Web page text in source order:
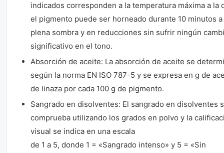
indicados corresponden a la temperatura máxima a la
el pigmento puede ser horneado durante 10 minutos a
plena sombra y en reducciones sin sufrir ningún
significativo en el tono.
Absorción de aceite: La absorción de aceite se
según la norma EN ISO 787-5 y se expresa en g de
de linaza por cada 100 g de pigmento.
Sangrado en disolventes: El sangrado en disolventes
comprueba utilizando los grados en polvo y la
visual se indica en una escala
de 1 a 5, donde 1 = «Sangrado intenso» y 5 = «Sin